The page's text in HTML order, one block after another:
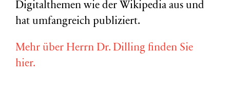
Digitalthemen wie der Wikipedia aus und
hat umfangreich publiziert.
Mehr über Herrn Dr. Dilling finden Sie
hier.